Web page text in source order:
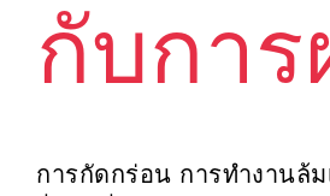
กับกา
การกัดกร่อน การทำงานล้